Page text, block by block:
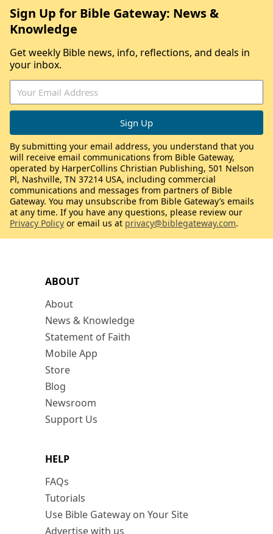
ABOUT
About
News & Knowledge
Statement of Faith
Mobile App
Store
Blog
Newsroom
Support Us
HELP
FAQs
Tutorials
Use Bible Gateway on Your Site
Advertise with us
Sign Up for Bible Gateway: News &
Knowledge
Get weekly Bible news, info, reflections, and deals in
your inbox.
By submitting your email address, you understand that you
will receive email communications from Bible Gateway,
operated by HarperCollins Christian Publishing, 501 Nelson
Pl, Nashville, TN 37214 USA, including commercial
communications and messages from partners of Bible
Gateway. You may unsubscribe from Bible Gateway’s emails
at any time. If you have any questions, please review our
Privacy Policy or email us at privacy@biblegateway.com.